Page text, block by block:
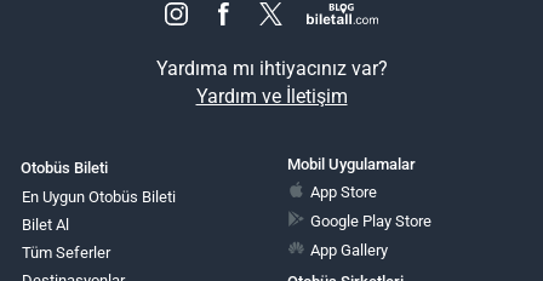
Yardıma mı ihtiyacınız var?
Yardım ve İletişim
Otobüs Bileti
En Uygun Otobüs Bileti
Bilet Al
Tüm Seferler
Mobil Uygulamalar
App Store
Google Play Store
App Gallery